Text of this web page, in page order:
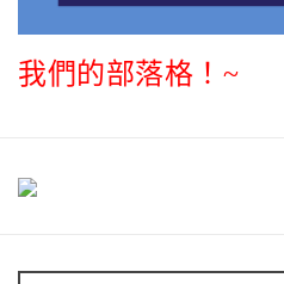
我們的部落格！~